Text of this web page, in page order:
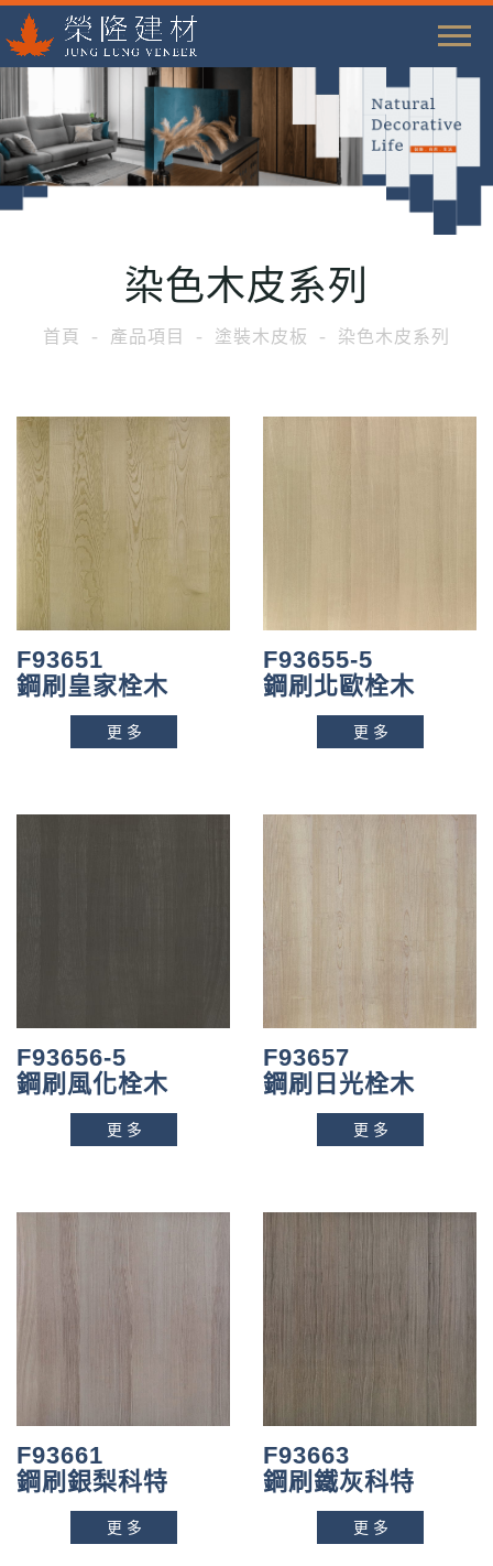
T
o
g
l
e
n
染色木皮系列
首頁 產品項目 塗裝木皮板 染色木皮系列
F93651
鋼刷皇家栓木
更多
F93655-5
鋼刷北歐栓木
更多
F93656-5
鋼刷風化栓木
更多
F93657
鋼刷日光栓木
更多
F93661
鋼刷銀梨科特
更多
F93663
鋼刷鐵灰科特
更多